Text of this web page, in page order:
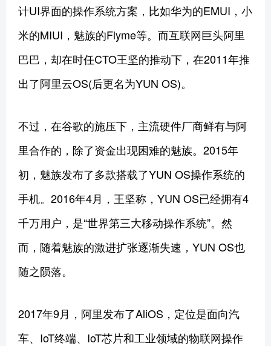
计UI界面的操作系统方案，比如华为的EMUI，小
米的MIUI，魅族的Flyme等。而互联网巨头阿里
巴巴，却在时任CTO王坚的推动下，在2011年推
出了阿里云OS(后更名为YUN OS)。
不过，在谷歌的施压下，主流硬件厂商鲜有与阿
里合作的，除了资金出现困难的魅族。2015年
初，魅族发布了多款搭载了YUN OS操作系统的
手机。2016年4月，王坚称，YUN OS已经拥有4
千万用户，是“世界第三大移动操作系统”。然
而，随着魅族的激进扩张逐渐失速，YUN OS也
随之陨落。
2017年9月，阿里发布了AliOS，定位是面向汽
车、IoT终端、IoT芯片和工业领域的物联网操作